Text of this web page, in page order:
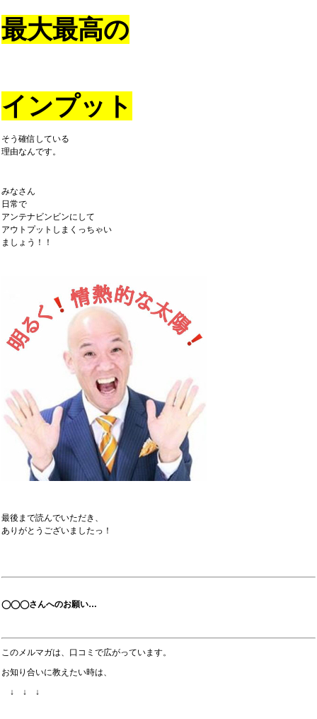
最大最高の
インプット
そう確信している
理由なんです。
みなさん
日常で
アンテナビンビンにして
アウトプットしまくっちゃい
ましょう！！
最後まで読んでいただき、
ありがとうございましたっ！
◯◯◯さんへのお願い…
このメルマガは、口コミで広がっています。
お知り合いに教えたい時は、
↓ ↓ ↓